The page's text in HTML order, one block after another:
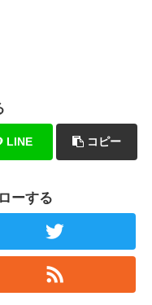
LINE コピー
ーする